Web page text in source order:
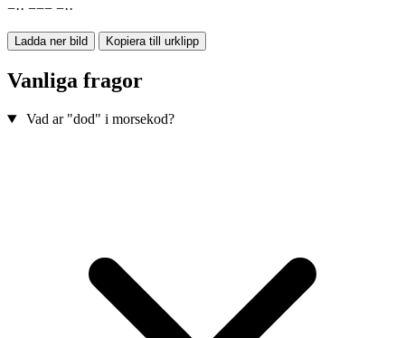
−·· −−− −··
Ladda ner bild Kopiera till urklipp
Vanliga fragor
Vad ar "dod" i morsekod?